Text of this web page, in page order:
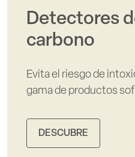
Detectores
carbono
Evita el riesgo de
gama de productos
DESCUBRE